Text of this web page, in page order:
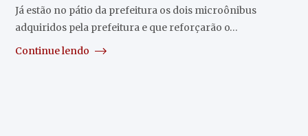
Já estão no pátio da prefeitura os dois microônibus
adquiridos pela prefeitura e que reforçarão o…
Continue lendo